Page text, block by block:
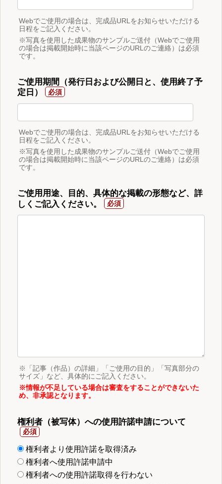
Webでご使用の場合は、完成品URLをお知らせいただける
日程をご記入ください。
※写真を使用した成果物のサンプルご送付（Webでご使用
の場合は掲載開始時に当該ページのURLのご連絡）は必須
です。
ご使用期間（発行日および公開日と、使用終了予
定日）
Webでご使用の場合は、完成品URLをお知らせいただける
日程をご記入ください。
※写真を使用した成果物のサンプルご送付（Webでご使用
の場合は掲載開始時に当該ページのURLのご連絡）は必須
です。
ご使用用途、目的、具体的な掲載の形態など、詳
しくご記入ください。
※「記事（作品）の詳細」「ご使用の目的」「写真部分の
サイズ」など、具体的にご記入ください。
※情報が不足している場合は審査をすることができないた
め、非承認となります。
権利者（被写体）への使用許諾申請について
権利者より使用許諾を取得済み
権利者へ使用許諾申請中
権利者への使用許諾取得を行わない